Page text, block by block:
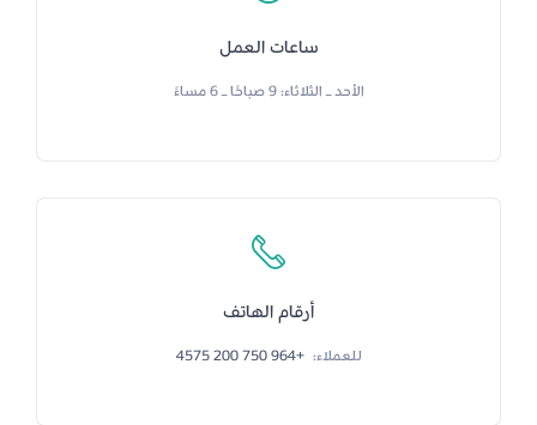
ساعات العمل
الأحد – الثلاثاء: 9 صباحًا – 6 مساءً
أرقام الهاتف
للعملاء: +964 750 200 4575